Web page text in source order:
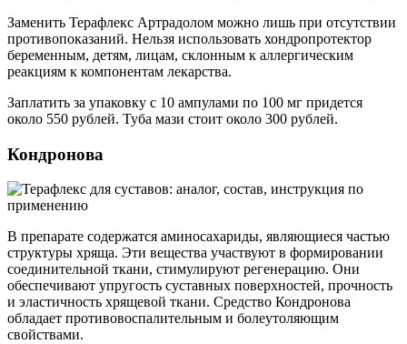
Заменить Терафлекс Артрадолом можно лишь при отсутствии
противопоказаний. Нельзя использовать хондропротектор
беременным, детям, лицам, склонным к аллергическим
реакциям к компонентам лекарства.
Заплатить за упаковку с 10 ампулами по 100 мг придется
около 550 рублей. Туба мази стоит около 300 рублей.
Кондронова
В препарате содержатся аминосахариды, являющиеся частью
структуры хряща. Эти вещества участвуют в формировании
соединительной ткани, стимулируют регенерацию. Они
обеспечивают упругость суставных поверхностей, прочность
и эластичность хрящевой ткани. Средство Кондронова
обладает противовоспалительным и болеутоляющим
свойствами.